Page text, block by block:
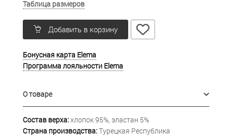
Таблица размеров
Добавить в корзину
Бонусная карта Elema
Программа лояльности Elema
О товаре
Состав верха:хлопок 95%, эластан 5%
Страна производства:Турецкая Республика